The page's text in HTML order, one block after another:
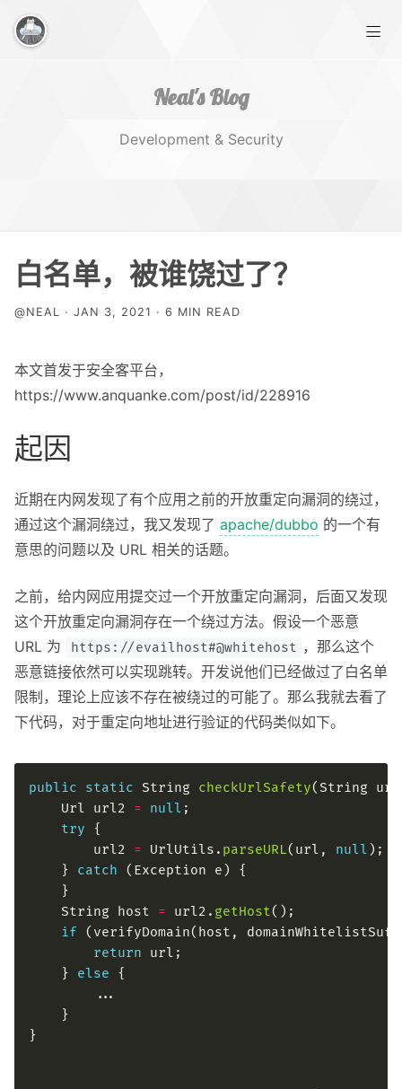
Neal's Blog
Development & Security
Home
Works
About
白名单，被谁饶过了？
@NEAL · JAN 3, 2021 · 6 MIN READ
本文首发于安全客平台，
https://www.anquanke.com/post/id/228916
起因
近期在内网发现了有个应用之前的开放重定向漏洞的绕过，
通过这个漏洞绕过，我又发现了 apache/dubbo 的一个有
意思的问题以及 URL 相关的话题。
之前，给内网应用提交过一个开放重定向漏洞，后面又发现
这个开放重定向漏洞存在一个绕过方法。假设一个恶意
URL 为
https://evailhost#@whitehost ，那么这个
恶意链接依然可以实现跳转。开发说他们已经做过了白名单
限制，理论上应该不存在被绕过的可能了。那么我就去看了
下代码，对于重定向地址进行验证的代码类似如下。
public static String checkUrlSafety(String
	Url url2
= null
try
		url2
= UrlUtils. parseURL(url, null
	}
catch
	String host
= url2. getHost
if
return
	}
else